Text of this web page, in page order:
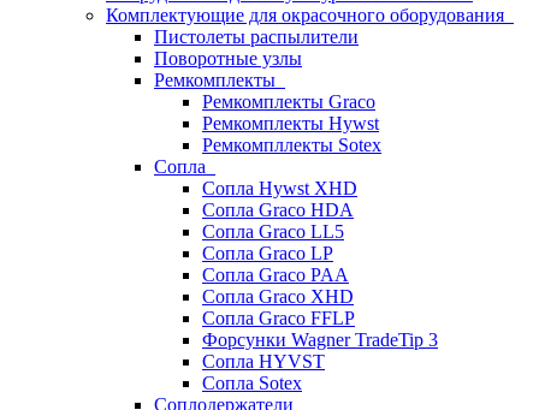
Комплектующие для окрасочного оборудования
Пистолеты распылители
Поворотные узлы
Ремкомплекты
Ремкомплекты Graco
Ремкомплекты Hywst
Ремкомпллекты Sotex
Сопла
Сопла Hywst XHD
Сопла Graco HDA
Сопла Graco LL5
Сопла Graco LP
Сопла Graco PAA
Сопла Graco XHD
Сопла Graco FFLP
Форсунки Wagner TradeTip 3
Сопла HYVST
Сопла Sotex
Соплодержатели